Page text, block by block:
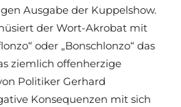
Ausgabe der Kuppelshow.
der Wort-Akrobat mit
oder „Bonschlonzo“ das
ziemlich offenherzige
Politiker Gerhard
Konsequenzen mit sich